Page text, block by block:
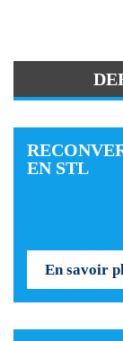
EN STL
En savoir